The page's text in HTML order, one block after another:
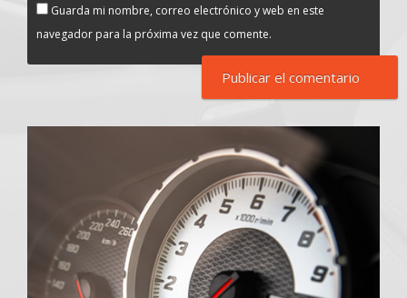
Guarda mi nombre, correo electrónico y web en este
navegador para la próxima vez que comente.